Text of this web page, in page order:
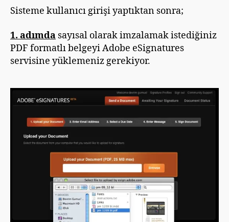
Sisteme kullanıcı girişi yaptıktan sonra;
1. adımda sayısal olarak imzalamak istediğiniz
PDF formatlı belgeyi Adobe eSignatures
servisine yüklemeniz gerekiyor.